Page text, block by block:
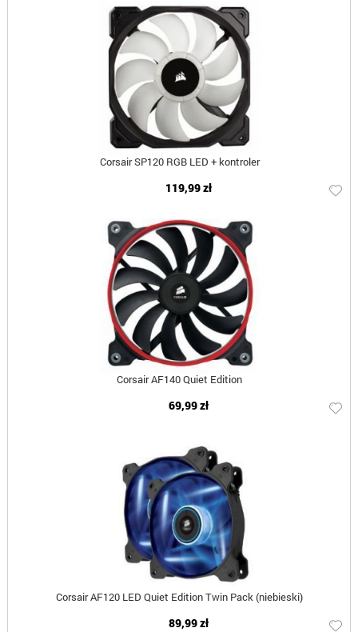
Corsair SP120 RGB LED + kontroler
119,99 zł
Corsair AF140 Quiet Edition
69,99 zł
Corsair AF120 LED Quiet Edition Twin Pack (niebieski)
89,99 zł